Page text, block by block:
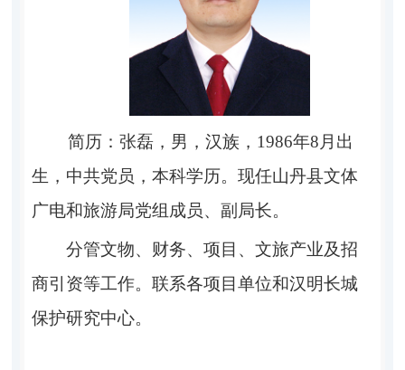
简历：张磊，男，汉族，1986年8月出
生， 中共党员，本科学历。现任山丹县文体
广电和旅游局党组成员、副局长。
分管文物、 财务、 项目 、 文旅产业及招
商引资等工作。 联系各项目单位和汉明长城
保护研究中心。